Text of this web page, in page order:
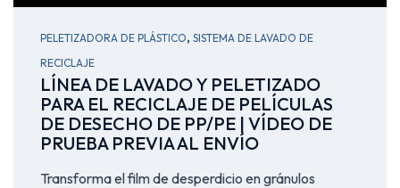
PELETIZADORA DE PLÁSTICO, SISTEMA DE LAVADO DE
RECICLAJE
LÍNEA DE LAVADO Y PELETIZADO
PARA EL RECICLAJE DE PELÍCULAS
DE DESECHO DE PP/PE | VÍDEO DE
PRUEBA PREVIA AL ENVÍO
Transforma el film de desperdicio en gránulos